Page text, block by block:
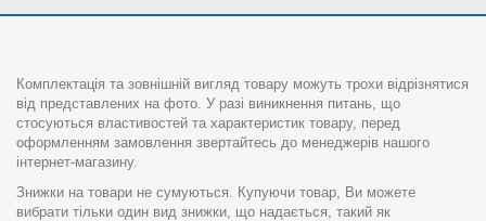
Комплектація та зовнішній вигляд товару можуть трохи відрізнятися
від представлених на фото. У разі виникнення питань, що
стосуються властивостей та характеристик товару, перед
оформленням замовлення звертайтесь до менеджерів нашого
інтернет-магазину.
Знижки на товари не сумуються. Купуючи товар, Ви можете
вибрати тільки один вид знижки, що надається, такий як